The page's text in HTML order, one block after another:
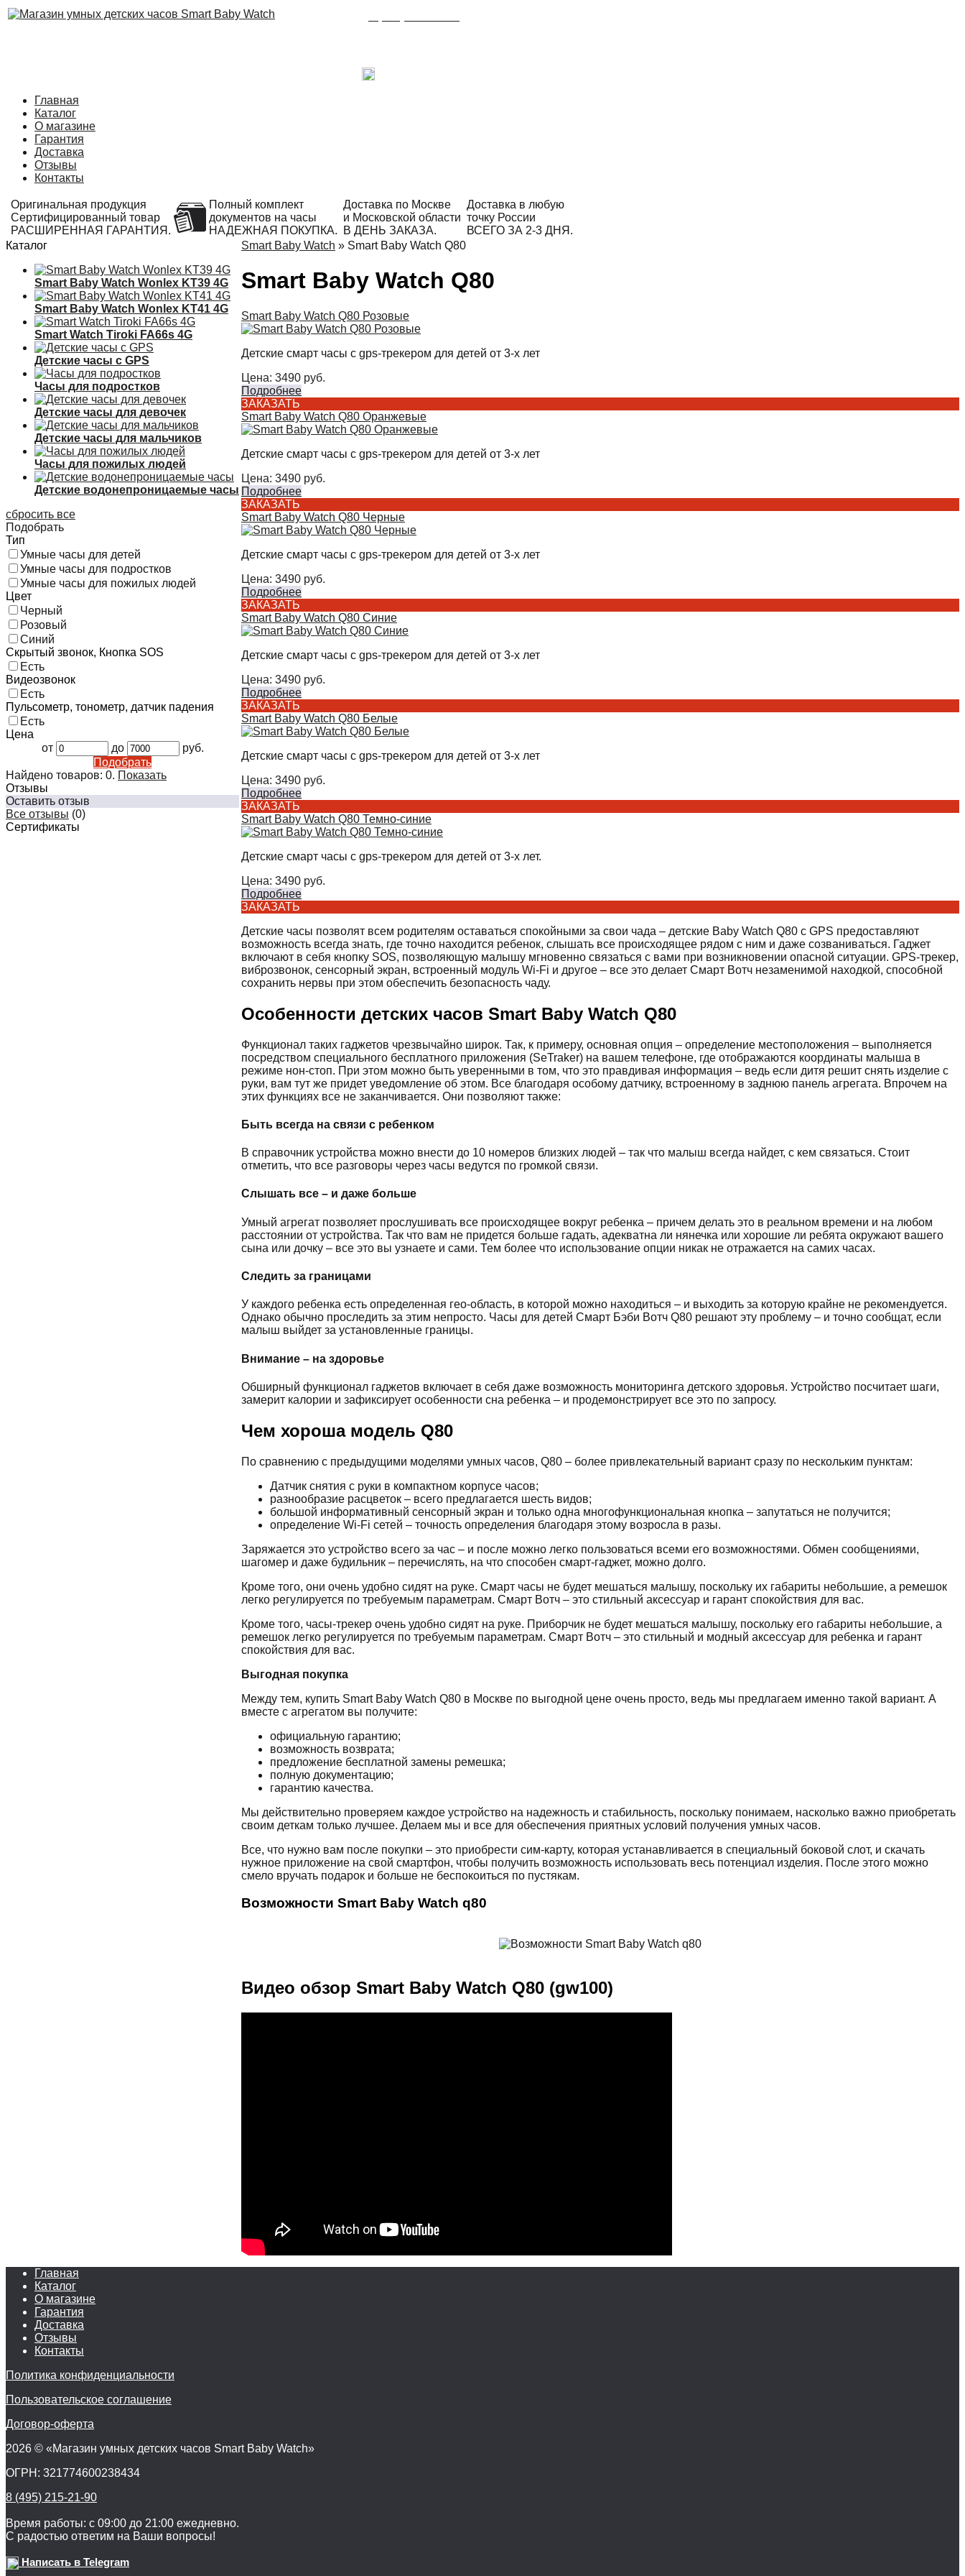
Главная
Каталог
О магазине
Гарантия
Доставка
Отзывы
Контакты
Оригинальная продукция
Сертифицированный товар
РАСШИРЕННАЯ ГАРАНТИЯ.
Полный комплект
документов на часы
НАДЕЖНАЯ ПОКУПКА.
Доставка по Москве
и Московской области
В ДЕНЬ ЗАКАЗА.
Доставка в любую
точку России
ВСЕГО ЗА 2-3 ДНЯ.
Каталог
Smart Baby Watch Wonlex KT39 4G
Smart Baby Watch Wonlex KT41 4G
Smart Watch Tiroki FA66s 4G
Детские часы с GPS
Часы для подростков
Детские часы для девочек
Детские часы для мальчиков
Часы для пожилых людей
Детские водонепроницаемые часы
сбросить все
Подобрать
Тип
Умные часы для детей
Умные часы для подростков
Умные часы для пожилых людей
Цвет
Черный
Розовый
Синий
Скрытый звонок, Кнопка SOS
Есть
Видеозвонок
Есть
Пульсометр, тонометр, датчик падения
Есть
Цена
от
до
руб.
Подобрать
Найдено товаров: 0. Показать
Отзывы
Оставить отзыв
Все отзывы (0)
Сертификаты
Smart Baby Watch » Smart Baby Watch Q80
Smart Baby Watch Q80
Smart Baby Watch Q80 Розовые
Детские смарт часы с gps-трекером для детей от 3-х лет
Цена: 3490 руб.
Подробнее
ЗАКАЗАТЬ
Smart Baby Watch Q80 Оранжевые
Детские смарт часы с gps-трекером для детей от 3-х лет
Цена: 3490 руб.
Подробнее
ЗАКАЗАТЬ
Smart Baby Watch Q80 Черные
Детские смарт часы с gps-трекером для детей от 3-х лет
Цена: 3490 руб.
Подробнее
ЗАКАЗАТЬ
Smart Baby Watch Q80 Синие
Детские смарт часы с gps-трекером для детей от 3-х лет
Цена: 3490 руб.
Подробнее
ЗАКАЗАТЬ
Smart Baby Watch Q80 Белые
Детские смарт часы с gps-трекером для детей от 3-х лет
Цена: 3490 руб.
Подробнее
ЗАКАЗАТЬ
Smart Baby Watch Q80 Темно-синие
Детские смарт часы с gps-трекером для детей от 3-х лет.
Цена: 3490 руб.
Подробнее
ЗАКАЗАТЬ
Детские часы позволят всем родителям оставаться спокойными за свои чада – детские Baby Watch Q80 с GPS предоставляют
возможность всегда знать, где точно находится ребенок, слышать все происходящее рядом с ним и даже созваниваться. Гаджет
включают в себя кнопку SOS, позволяющую малышу мгновенно связаться с вами при возникновении опасной ситуации. GPS-трекер,
виброзвонок, сенсорный экран, встроенный модуль Wi-Fi и другое – все это делает Смарт Вотч незаменимой находкой, способной
сохранить нервы при этом обеспечить безопасность чаду.
Особенности детских часов Smart Baby Watch Q80
Функционал таких гаджетов чрезвычайно широк. Так, к примеру, основная опция – определение местоположения – выполняется
посредством специального бесплатного приложения (SeTraker) на вашем телефоне, где отображаются координаты малыша в
режиме нон-стоп. При этом можно быть уверенными в том, что это правдивая информация – ведь если дитя решит снять изделие с
руки, вам тут же придет уведомление об этом. Все благодаря особому датчику, встроенному в заднюю панель агрегата. Впрочем на
этих функциях все не заканчивается. Они позволяют также:
Быть всегда на связи с ребенком
В справочник устройства можно внести до 10 номеров близких людей – так что малыш всегда найдет, с кем связаться. Стоит
отметить, что все разговоры через часы ведутся по громкой связи.
Слышать все – и даже больше
Умный агрегат позволяет прослушивать все происходящее вокруг ребенка – причем делать это в реальном времени и на любом
расстоянии от устройства. Так что вам не придется больше гадать, адекватна ли нянечка или хорошие ли ребята окружают вашего
сына или дочку – все это вы узнаете и сами. Тем более что использование опции никак не отражается на самих часах.
Следить за границами
У каждого ребенка есть определенная гео-область, в которой можно находиться – и выходить за которую крайне не рекомендуется.
Однако обычно проследить за этим непросто. Часы для детей Смарт Бэби Вотч Q80 решают эту проблему – и точно сообщат, если
малыш выйдет за установленные границы.
Внимание – на здоровье
Обширный функционал гаджетов включает в себя даже возможность мониторинга детского здоровья. Устройство посчитает шаги,
замерит калории и зафиксирует особенности сна ребенка – и продемонстрирует все это по запросу.
Чем хороша модель Q80
По сравнению с предыдущими моделями умных часов, Q80 – более привлекательный вариант сразу по нескольким пунктам:
Датчик снятия с руки в компактном корпусе часов;
разнообразие расцветок – всего предлагается шесть видов;
большой информативный сенсорный экран и только одна многофункциональная кнопка – запутаться не получится;
определение Wi-Fi сетей – точность определения благодаря этому возросла в разы.
Заряжается это устройство всего за час – и после можно легко пользоваться всеми его возможностями. Обмен сообщениями,
шагомер и даже будильник – перечислять, на что способен смарт-гаджет, можно долго.
Кроме того, они очень удобно сидят на руке. Смарт часы не будет мешаться малышу, поскольку их габариты небольшие, а ремешок
легко регулируется по требуемым параметрам. Смарт Вотч – это стильный аксессуар и гарант спокойствия для вас.
Кроме того, часы-трекер очень удобно сидят на руке. Приборчик не будет мешаться малышу, поскольку его габариты небольшие, а
ремешок легко регулируется по требуемым параметрам. Смарт Вотч – это стильный и модный аксессуар для ребенка и гарант
спокойствия для вас.
Выгодная покупка
Между тем, купить Smart Baby Watch Q80 в Москве по выгодной цене очень просто, ведь мы предлагаем именно такой вариант. А
вместе с агрегатом вы получите:
официальную гарантию;
возможность возврата;
предложение бесплатной замены ремешка;
полную документацию;
гарантию качества.
Мы действительно проверяем каждое устройство на надежность и стабильность, поскольку понимаем, насколько важно приобретать
своим деткам только лучшее. Делаем мы и все для обеспечения приятных условий получения умных часов.
Все, что нужно вам после покупки – это приобрести сим-карту, которая устанавливается в специальный боковой слот, и скачать
нужное приложение на свой смартфон, чтобы получить возможность использовать весь потенциал изделия. После этого можно
смело вручать подарок и больше не беспокоиться по пустякам.
Возможности Smart Baby Watch q80
Видео обзор Smart Baby Watch Q80 (gw100)
Главная
Каталог
О магазине
Гарантия
Доставка
Отзывы
Контакты
Политика конфиденциальности
Пользовательское соглашение
Договор-оферта
2026 © «Магазин умных детских часов Smart Baby Watch»
ОГРН: 321774600238434
8 (495) 215-21-90
Время работы: с 09:00 до 21:00 ежедневно.
С радостью ответим на Ваши вопросы!
Написать в Telegram